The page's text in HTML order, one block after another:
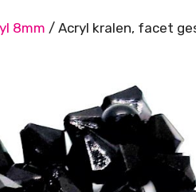
8mm / Acryl kralen, facet